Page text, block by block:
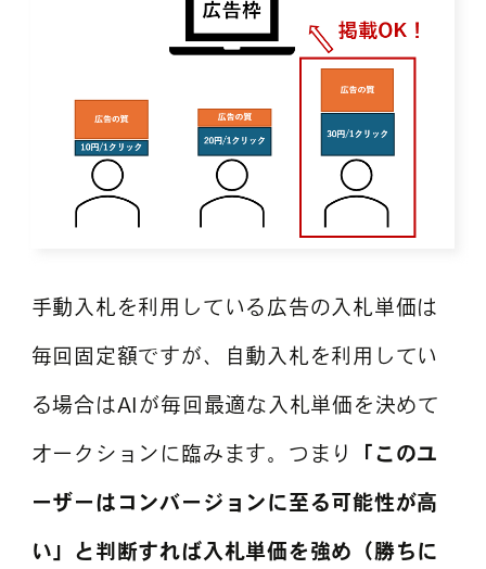
手動入札を利用している広告の入札単価は
毎回固定額ですが、自動入札を利用してい
る場合はAIが毎回最適な入札単価を決めて
オークションに臨みます。つまり 「このユ
ーザーはコンバージョンに至る可能性が高
い」と判断すれば入札単価を強め（勝ちに